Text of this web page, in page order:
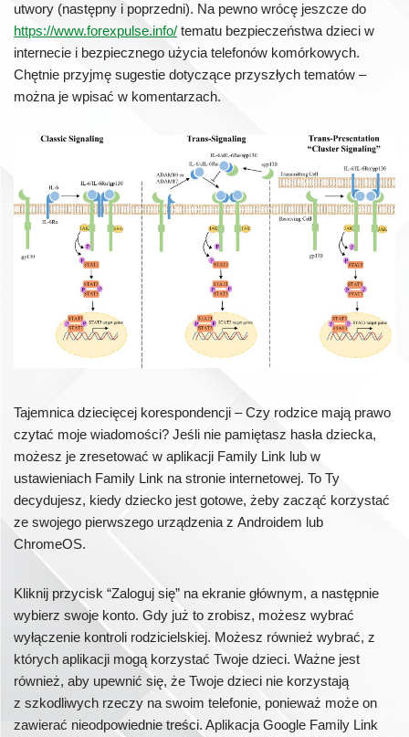
utwory (następny i poprzedni). Na pewno wrócę jeszcze do
https://www.forexpulse.info/ tematu bezpieczeństwa dzieci w
internecie i bezpiecznego użycia telefonów komórkowych.
Chętnie przyjmę sugestie dotyczące przyszłych tematów –
można je wpisać w komentarzach.
Tajemnica dziecięcej korespondencji – Czy rodzice mają prawo
czytać moje wiadomości? Jeśli nie pamiętasz hasła dziecka,
możesz je zresetować w aplikacji Family Link lub w
ustawieniach Family Link na stronie internetowej. To Ty
decydujesz, kiedy dziecko jest gotowe, żeby zacząć korzystać
ze swojego pierwszego urządzenia z Androidem lub
ChromeOS.
Kliknij przycisk “Zaloguj się” na ekranie głównym, a następnie
wybierz swoje konto. Gdy już to zrobisz, możesz wybrać
wyłączenie kontroli rodzicielskiej. Możesz również wybrać, z
których aplikacji mogą korzystać Twoje dzieci. Ważne jest
również, aby upewnić się, że Twoje dzieci nie korzystają
z szkodliwych rzeczy na swoim telefonie, ponieważ może on
zawierać nieodpowiednie treści. Aplikacja Google Family Link